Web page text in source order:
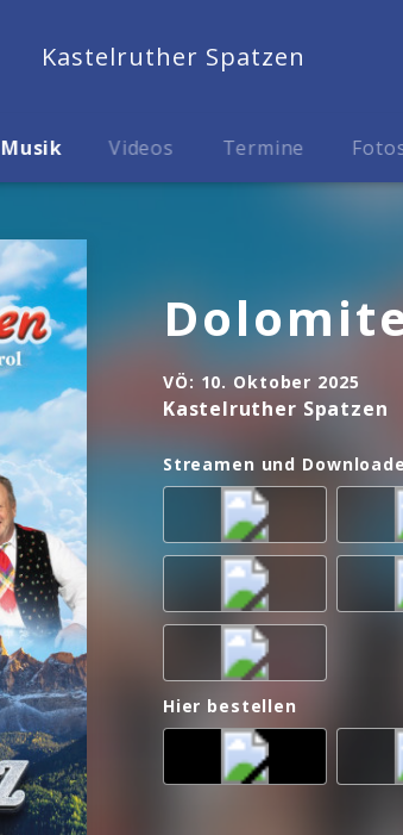
Kastelruther Spatzen
Musik Videos Termine
VÖ: 10. Oktober 2025
Kastelruther Spatzen
Streamen und
Hier bestellen